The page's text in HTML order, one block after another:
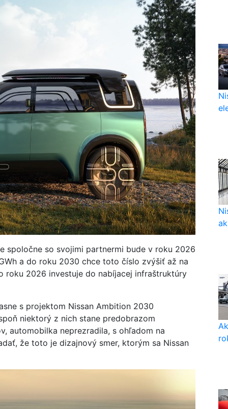
spoločne so svojimi partnermi bude v roku 2026
a do roku 2030 chce toto číslo zvýšiť až na
roku 2026 investuje do nabíjacej infraštruktúry
s projektom Nissan Ambition 2030
niektorý z nich stane predobrazom
automobilka neprezradila, s ohľadom na
že toto je dizajnový smer, ktorým sa Nissan